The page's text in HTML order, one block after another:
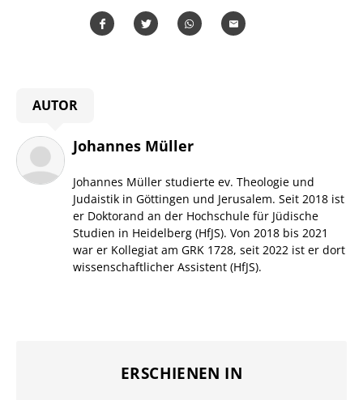
Überschrift
Infos
AUTOR
Johannes Müller
Johannes Müller studierte ev. Theologie und
Judaistik in Göttingen und Jerusalem. Seit 2018 ist
er Doktorand an der Hochschule für Jüdische
Studien in Heidelberg (HfJS). Von 2018 bis 2021
war er Kollegiat am GRK 1728, seit 2022 ist er dort
wissenschaftlicher Assistent (HfJS).
ERSCHIENEN IN